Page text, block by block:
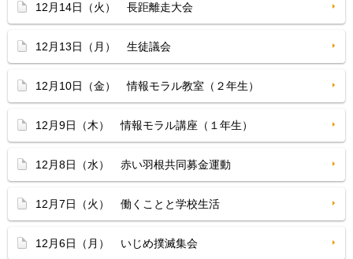
12月14日（火） 長距離走大会
12月13日（月） 生徒議会
12月10日（金） 情報モラル教室（２年生）
12月9日（木） 情報モラル講座（１年生）
12月8日（水） 赤い羽根共同募金運動
12月7日（火） 働くことと学校生活
12月6日（月） いじめ撲滅集会